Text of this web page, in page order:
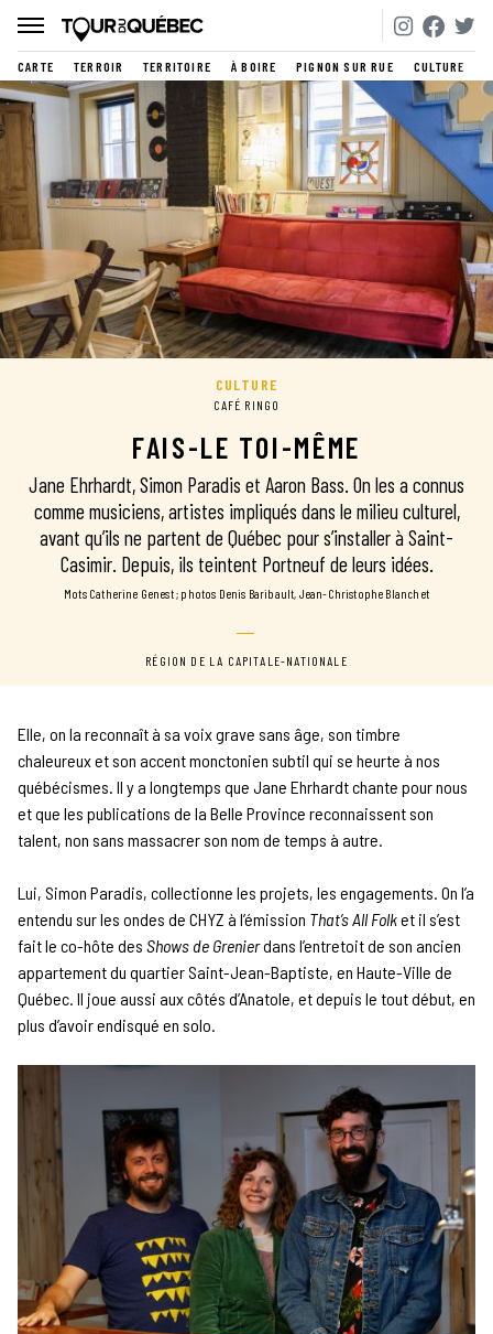
CARTE TERROIR TERRITOIRE À BOIRE PIGNON SUR RUE CULTURE
CULTURE
CAFÉ RINGO
FAIS-LE TOI-MÊME
Jane Ehrhardt, Simon Paradis et Aaron Bass. On les a connus
comme musiciens, artistes impliqués dans le milieu culturel,
avant qu’ils ne partent de Québec pour s’installer à Saint-
Casimir. Depuis, ils teintent Portneuf de leurs idées.
mots Catherine Genest photos Denis Baribault, Jean-Christophe Blanchet
RÉGION DE LA CAPITALE-NATIONALE
Elle, on la reconnaît à sa voix grave sans âge, son timbre
chaleureux et son accent monctonien subtil qui se heurte à nos
québécismes. Il y a longtemps que Jane Ehrhardt chante pour nous
et que les publications de la Belle Province reconnaissent son
talent, non sans massacrer son nom de temps à autre.
Lui, Simon Paradis, collectionne les projets, les engagements. On l’a
entendu sur les ondes de CHYZ à l’émission That’s All Folket il s’est
fait le co-hôte des Shows de Grenierdans l’entretoit de son ancien
appartement du quartier Saint-Jean-Baptiste, en Haute-Ville de
Québec. Il joue aussi aux côtés d’Anatole, et depuis le tout début, en
plus d’avoir endisqué en solo.